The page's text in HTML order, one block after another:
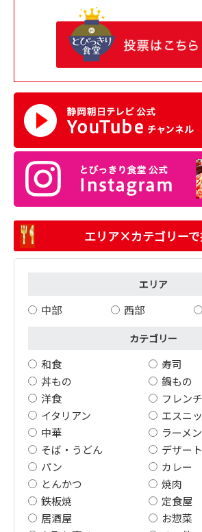
エリア×カテゴリー
エリア
中部 西部
カテゴリー
和食
寿司
丼もの
鍋もの
洋食
フレンチ
イタリアン
エスニ
中華
ラーメン
そば・うどん
デザート
パン
カレー
とんかつ
焼肉
鉄板焼
定食屋
居酒屋
お惣菜